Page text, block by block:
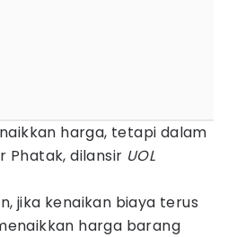
harga, tetapi dalam
Phatak, dilansir UOL
jika kenaikan biaya terus
harga barang